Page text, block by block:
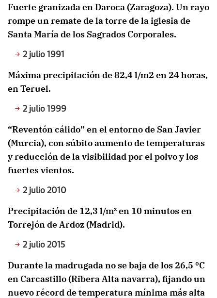
Fuerte granizada en Daroca (Zaragoza). Un rayo
rompe un remate de la torre de la iglesia de
Santa María de los Sagrados Corporales.
2 julio 1991
Máxima precipitación de 82,4 l/m2 en 24 horas,
en Teruel.
2 julio 1999
“Reventón cálido” en el entorno de San Javier
(Murcia), con súbito aumento de temperaturas
y reducción de la visibilidad por el polvo y los
fuertes vientos.
2 julio 2010
Precipitación de 12,3 l/m² en 10 minutos en
Torrejón de Ardoz (Madrid).
2 julio 2015
Durante la madrugada no se baja de los 26,5 ºC
en Carcastillo (Ribera Alta navarra), fijando un
nuevo récord de temperatura mínima más alta